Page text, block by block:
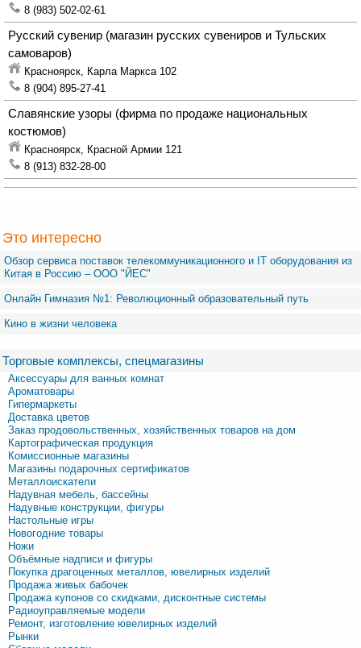
8 (983) 502-02-61
Русский сувенир (магазин русских сувениров и Тульских
самоваров)
Красноярск, Карла Маркса 102
8 (904) 895-27-41
Славянские узоры (фирма по продаже национальных
костюмов)
Красноярск, Красной Армии 121
8 (913) 832-28-00
Это интересно
Обзор сервиса поставок телекоммуникационного и IT оборудования из
Китая в Россию – OOO "ЙЕС"
Онлайн Гимназия №1: Революционный образовательный путь
Кино в жизни человека
Торговые комплексы, спецмагазины
Аксессуары для ванных комнат
Ароматовары
Гипермаркеты
Доставка цветов
Заказ продовольственных, хозяйственных товаров на дом
Картографическая продукция
Комиссионные магазины
Магазины подарочных сертификатов
Металлоискатели
Надувная мебель, бассейны
Надувные конструкции, фигуры
Настольные игры
Новогодние товары
Ножи
Объёмные надписи и фигуры
Покупка драгоценных металлов, ювелирных изделий
Продажа живых бабочек
Продажа купонов со скидками, дисконтные системы
Радиоуправляемые модели
Ремонт, изготовление ювелирных изделий
Рынки